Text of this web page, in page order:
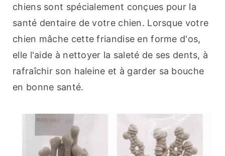
chiens sont spécialement conçues pour la
santé dentaire de votre chien. Lorsque votre
chien mâche cette friandise en forme d'os,
elle l'aide à nettoyer la saleté de ses dents, à
rafraîchir son haleine et à garder sa bouche
en bonne santé.